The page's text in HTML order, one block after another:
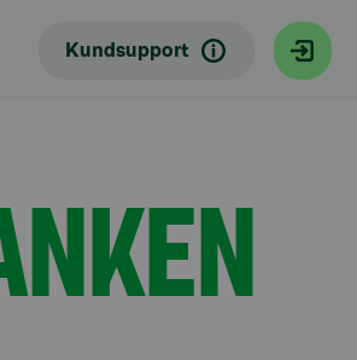
Kundsupport